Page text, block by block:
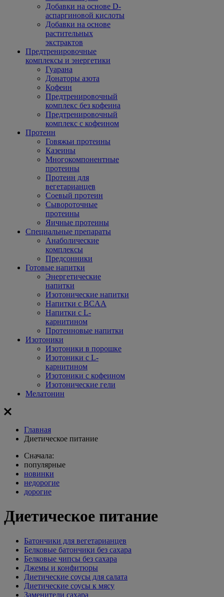
Добавки на основе D-
аспаргиновой кислоты
Добавки на основе
растительных
экстрактов
Предтренировочные
комплексы и энергетики
Гуарана
Донаторы азота
Кофеин
Предтренировочный
комплекс без кофеина
Предтренировочный
комплекс с кофеином
Протеин
Говяжьи протеины
Казеины
Многокомпонентные
протеины
Протеин для
вегетарианцев
Соевый протеин
Сывороточные
протеины
Яичные протеины
Специальные препараты
Анаболические
комплексы
Предсонники
Готовые напитки
Энергетические
напитки
Изотонические напитки
Напитки с BCAA
Напитки с L-
карнитином
Протеиновые напитки
Изотоники
Изотоники в порошке
Изотоники с L-
карнитином
Изотоники с кофеином
Изотонические гели
Мелатонин
Главная
Диетическое питание
Сначала:
популярные
новинки
недорогие
дорогие
Диетическое питание
Батончики для вегетарианцев
Белковые батончики без сахара
Белковые чипсы без сахара
Джемы и конфитюры
Диетические соусы для салата
Диетические соусы к мясу
Заменители сахара